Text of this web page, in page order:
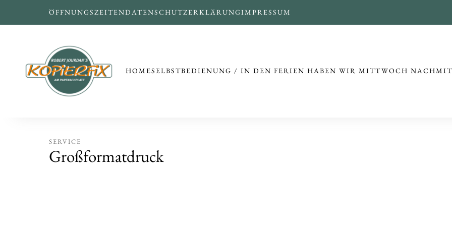
ÖFFNUNGSZEITENDATENSCHUTZERKLÄRUNGIMPRESSUM
HOMESELBSTBEDIENUNG / IN DEN FERIEN HABEN WIR MITTWOCH
SERVICE
Großformatdruck